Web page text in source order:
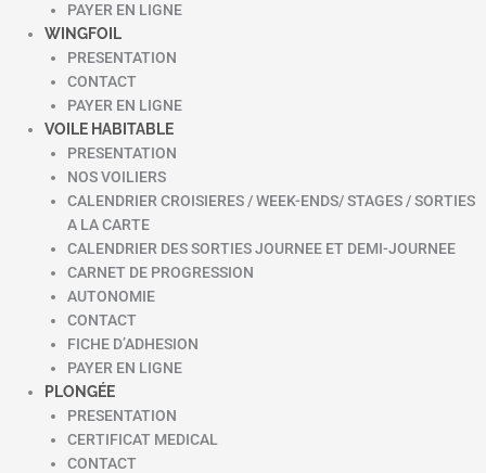
PAYER EN LIGNE
WINGFOIL
PRESENTATION
CONTACT
PAYER EN LIGNE
VOILE HABITABLE
PRESENTATION
NOS VOILIERS
CALENDRIER CROISIERES / WEEK-ENDS/ STAGES / SORTIES
A LA CARTE
CALENDRIER DES SORTIES JOURNEE ET DEMI-JOURNEE
CARNET DE PROGRESSION
AUTONOMIE
CONTACT
FICHE D’ADHESION
PAYER EN LIGNE
PLONGÉE
PRESENTATION
CERTIFICAT MEDICAL
CONTACT